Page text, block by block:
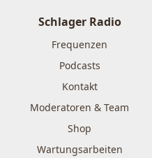
Schlager Radio
Frequenzen
Podcasts
Kontakt
Moderatoren & Team
Shop
Wartungsarbeiten